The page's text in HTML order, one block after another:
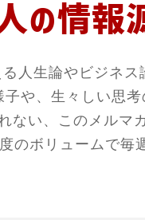
の情報源
人生論やビジネ
や、生々しい思
ない、このメル
度のボリュームで毎